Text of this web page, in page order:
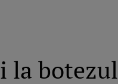
la botezul